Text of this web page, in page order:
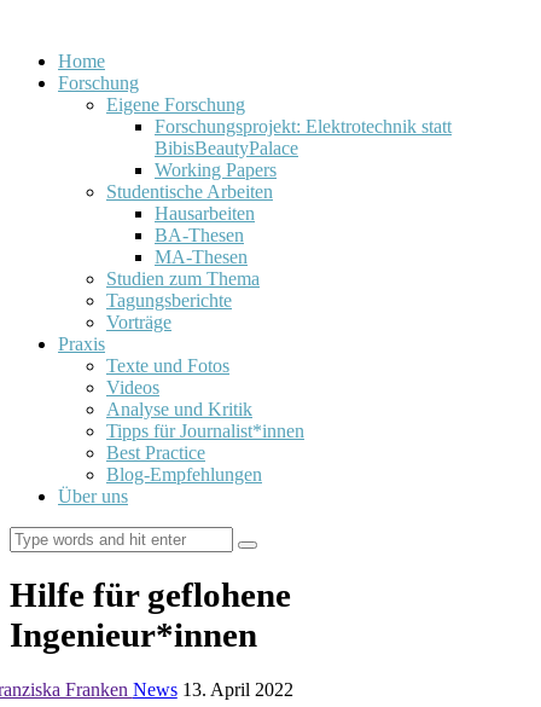
Home
Forschung
Eigene Forschung
Forschungsprojekt: Elektrotechnik statt
BibisBeautyPalace
Working Papers
Studentische Arbeiten
Hausarbeiten
BA-Thesen
MA-Thesen
Studien zum Thema
Tagungsberichte
Vorträge
Praxis
Texte und Fotos
Videos
Analyse und Kritik
Tipps für Journalist*innen
Best Practice
Blog-Empfehlungen
Über uns
Hilfe für geflohene
Ingenieur*innen
Franken News 13. April 2022